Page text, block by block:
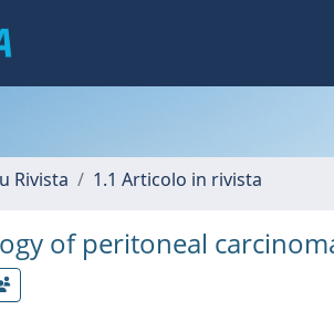
Rivista 1.1 Articolo in rivista
of peritoneal